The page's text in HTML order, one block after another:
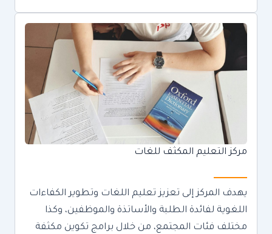
مركز التعليم المكثف للغات
يهدف المركز إلى تعزيز تعليم اللغات وتطوير الكفاءات
اللغوية لفائدة الطلبة والأساتذة والموظفين، وكذا
مختلف فئات المجتمع، من خلال برامج تكوين مكثفة